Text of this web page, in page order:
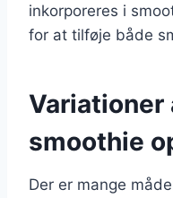
inkorporeres i
for at tilføje både
smoothie
Der er mange